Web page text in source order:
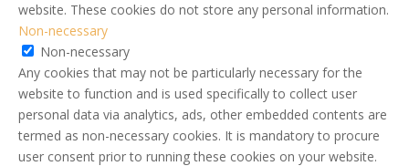
website. These cookies do not store any personal information.
Non-necessary
Non-necessary
Any cookies that may not be particularly necessary for the
website to function and is used specifically to collect user
personal data via analytics, ads, other embedded contents are
termed as non-necessary cookies. It is mandatory to procure
user consent prior to running these cookies on your website.